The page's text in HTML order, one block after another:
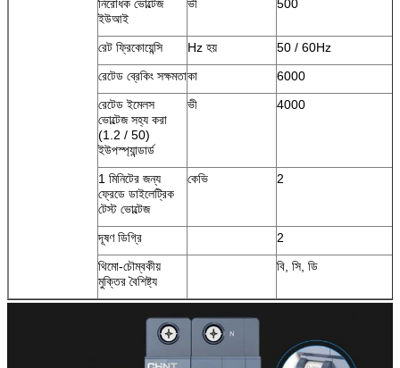
নিরোধক ভোল্টেজ
ইউআই
ভী 500
রেট ফ্রিকোয়েন্সি Hz হয়
50 / 60Hz
রেটেড ব্রেকিং সক্ষমতাকা
6000
রেটেড ইমেলস
ভোল্টেজ সহ্য করা
(1.2 / 50)
ইউপস্প্যান্ডার্ড
ভী 4000
1 মিনিটের জন্য
ফ্রেডে ডাইলেট্রিক
টেস্ট ভোল্টেজ
কেভি 2
দূষণ ডিগ্রি
2
থিমো-চৌম্বকীয়
মুক্তির বৈশিষ্ট্য
বি, সি, ডি